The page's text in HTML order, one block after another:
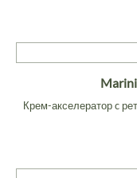
Крем-акселератор c